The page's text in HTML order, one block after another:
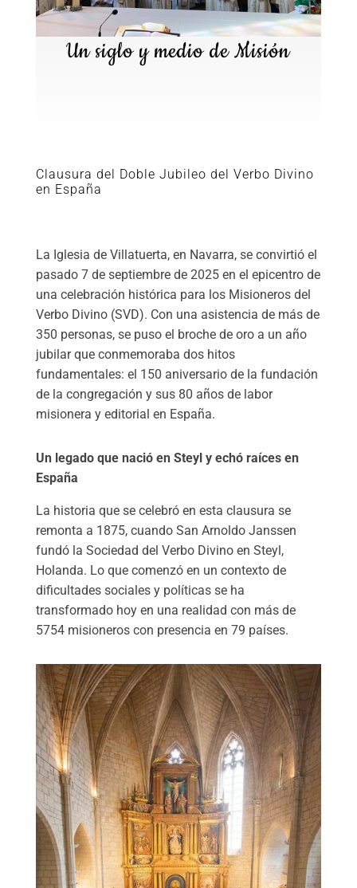
Un siglo y medio de Misión
Clausura del Doble Jubileo del Verbo Divino
en España
La Iglesia de Villatuerta, en Navarra, se convirtió el
pasado 7 de septiembre de 2025 en el epicentro de
una celebración histórica para los Misioneros del
Verbo Divino (SVD). Con una asistencia de más de
350 personas, se puso el broche de oro a un año
jubilar que conmemoraba dos hitos
fundamentales: el 150 aniversario de la fundación
de la congregación y sus 80 años de labor
misionera y editorial en España.
Un legado que nació en Steyl y echó raíces en
España
La historia que se celebró en esta clausura se
remonta a 1875, cuando San Arnoldo Janssen
fundó la Sociedad del Verbo Divino en Steyl,
Holanda. Lo que comenzó en un contexto de
dificultades sociales y políticas se ha
transformado hoy en una realidad con más de
5754 misioneros con presencia en 79 países.